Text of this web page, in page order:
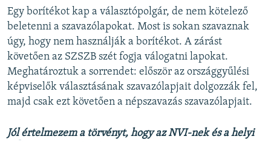
Egy borítékot kap a választópolgár, de nem kötelező
beletenni a szavazólapokat. Most is sokan szavaznak
úgy, hogy nem használják a borítékot. A zárást
követően az SZSZB szét fogja válogatni lapokat.
Meghatároztuk a sorrendet: először az országgyűlési
képviselők választásának szavazólapjait dolgozzák fel,
majd csak ezt követően a népszavazás szavazólapjait.
Jól ​értelmezem a törvényt, hogy az NVI-nek és a helyi